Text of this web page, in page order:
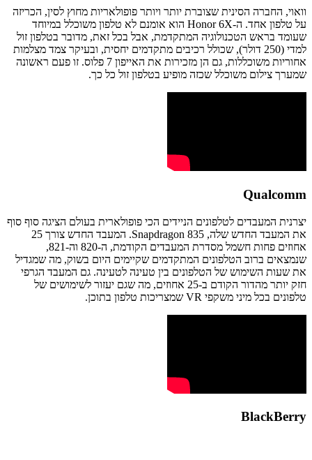
וואוי, החברה הסינית שצוברת יותר ויותר פופולאריות מחוץ לסין, הכריזה
על טלפון אחד. ה-Honor 6X הוא אומנם לא טלפון משוכלל במיוחד
שעומד בראש הטכנולוגיה המתקדמת, אבל בכל זאת, מדובר בטלפון זול
למדי (250 דולר), שכולל רכיבים מתקדמים יחסית, ובעיקר צמד מצלמות
אחוריות משוכללות, גם הן מזכירות את האייפון 7 פלוס. זו פעם ראשונה
שמערך צילום משוכלל שכזה מופיע בטלפון זול כל כך.
Qualcomm
יצרנית המעבדים לטלפונים הניידים הכי פופולארית בעולם הציגה סוף סוף
את המעבד החדש שלה, Snapdragon 835. המעבד החדש צורך 25
אחוזים פחות חשמל מסדרת המעבדים הקודמת, ה-820 וה-821,
שנמצאים ברוב הטלפונים המתקדמים שקיימים היום בשוק, מה שמגדיל
את שעות השימוש של הטלפונים בין טעינה לטעינה. גם המעבד הגרפי
חזק יותר מהדור הקודם ב-25 אחוזים, מה שגם יעזור לשימושים של
טלפונים בכל מיני משקפי VR שמצריכות טלפון בתוכן.
BlackBerry